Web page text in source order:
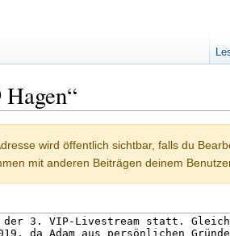
wird öffentlich sichtbar, falls du
mit anderen Beiträgen deinem